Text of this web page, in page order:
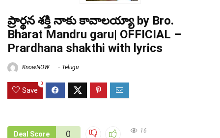
ప్రార్థన శక్తి నాకు కావాలయ్యా by Bro.
Bharat Mandru garu| OFFICIAL –
Prardhana shakthi with lyrics
KnowNOW Telugu
Save
0
Deal Score 0 16